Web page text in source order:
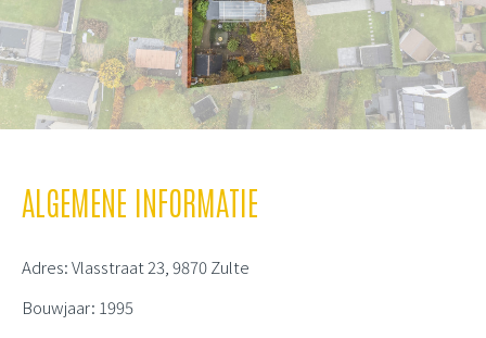
ALGEMENE INFORMATIE
Adres: Vlasstraat 23, 9870 Zulte
Bouwjaar: 1995